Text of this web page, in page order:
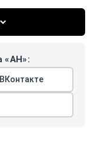
«АН»:
ВКонтакте